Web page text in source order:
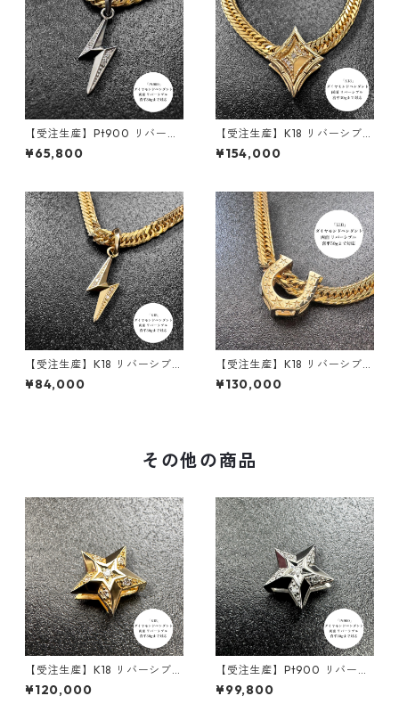
【受注生産】Pt900 リバーシ
ブルペンダント | 雷-INAZUM
A- |ダイヤモンド | 30g喜平ま
¥65,800
【受注生産】K18 リバーシブル
ペンダント | ロンバスクラシッ
ク+額縁フレーム30g用 | 30g
¥154,000
【受注生産】K18 リバーシブル
ペンダント | 雷-INAZUMA- |
ダイヤモンド | 30g喜平まで
¥84,000
【受注生産】K18 リバーシブル
ペンダント｜馬蹄-ホースシュ
ー｜50g喜平まで対応 2WAY
¥130,000
その他の商品
【受注生産】K18 リバーシブル
ペンダント｜ステラコア｜ 30
g喜平まで対応 4WAY｜custo
¥120,000
【受注生産】Pt900 リバーシ
ブルペンダント｜ステラコア
｜30g喜平まで対応 4WAY｜c
¥99,800